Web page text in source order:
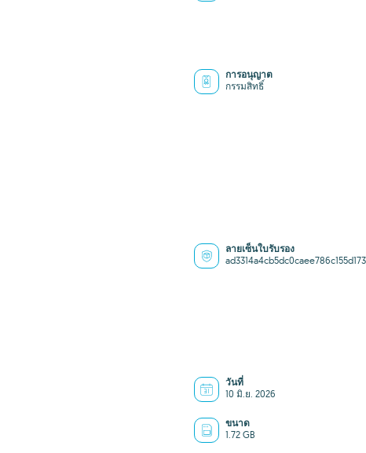
การอนุญาต
กรรมสิทธิ์
ลายเซ็นใบรับรอง
วันที่
10 มิ.ย. 2026
ขนาด
1.72 GB